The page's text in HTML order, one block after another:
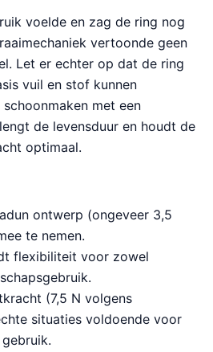
voelde en zag de ring nog
vertoonde geen
Let er echter op dat de ring
vuil en stof kunnen
met een
de levensduur en houdt de
optimaal.
ontwerp (ongeveer 3,5
te nemen.
flexibiliteit voor zowel
(7,5 N volgens
situaties voldoende voor